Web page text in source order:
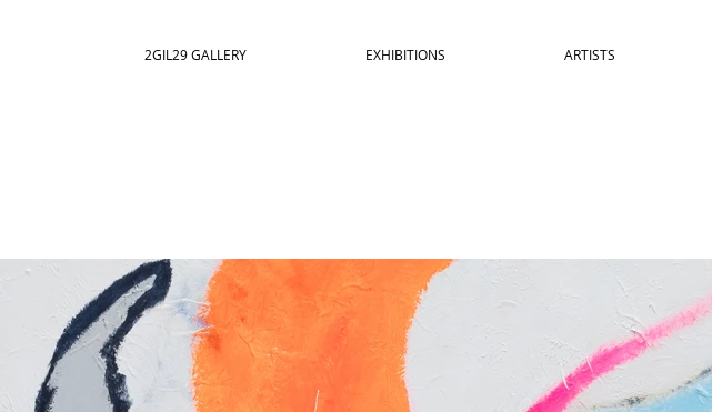
2GIL29 GALLERY EXHIBITIONS ARTISTS